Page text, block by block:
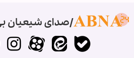
صدای شیعیان